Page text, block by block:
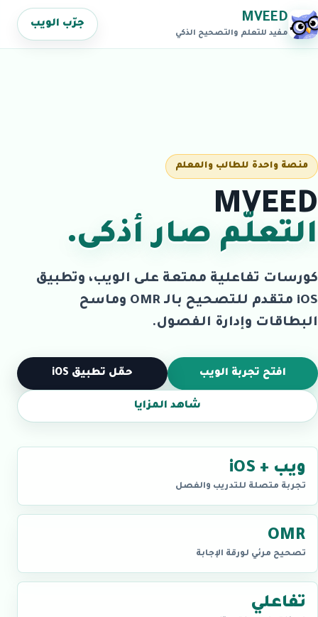
MVEED
مفيد للتعلم والتصحيح الذكي
جرّب الويب
منصة واحدة للطالب والمعلم
MVEED
التعلّم صار أذكى.
كورسات تفاعلية ممتعة على الويب، وتطبيق
iOS متقدم للتصحيح بالـ OMR وماسح
البطاقات وإدارة الفصول.
افتح تجربة الويب حمّل تطبيق iOS
شاهد المزايا
ويب + iOS
تجربة متصلة للتدريب والفصل
OMR
تصحيح مرئي لورقة الإجابة
تفاعلي